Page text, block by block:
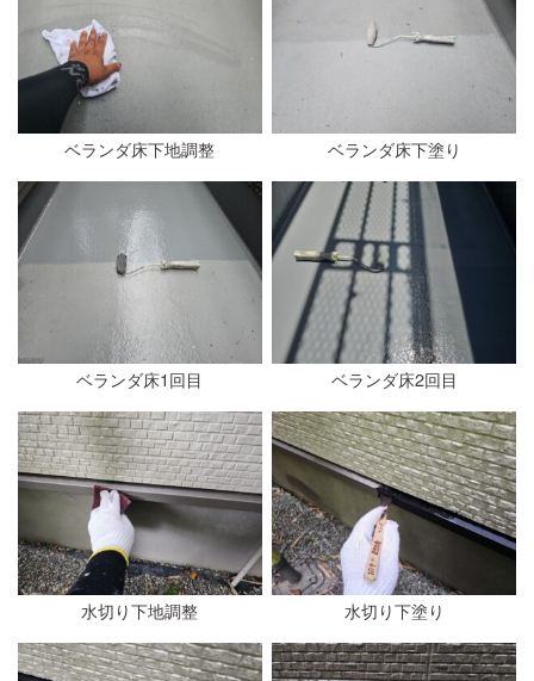
ベランダ床下地調整 ベランダ床下塗り
ベランダ床1回目 ベランダ床2回目
水切り下地調整 水切り下塗り